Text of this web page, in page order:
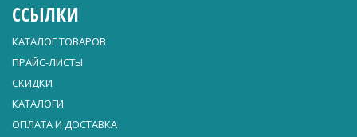
ССЫЛКИ
КАТАЛОГ ТОВАРОВ
ПРАЙС-ЛИСТЫ
СКИДКИ
КАТАЛОГИ
ОПЛАТА И ДОСТАВКА